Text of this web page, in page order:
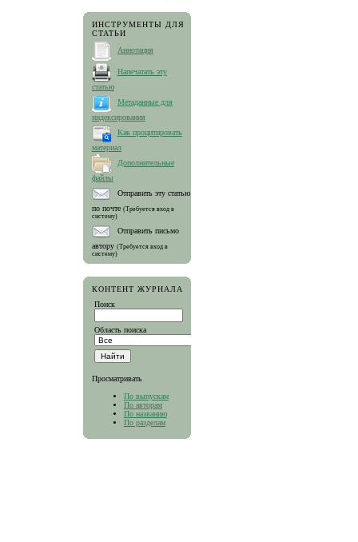
ИНСТРУМЕНТЫ ДЛЯ
СТАТЬИ
Аннотация
Напечатать эту
статью
Метаданные для
индексирования
Как процитировать
материал
Дополнительные
файлы
Отправить эту статью
по почте (Требуется вход в
систему)
Отправить письмо
автору (Требуется вход в
систему)
КОНТЕНТ ЖУРНАЛА
Поиск
Область поиска
Просматривать
По выпускам
По авторам
По названию
По разделам